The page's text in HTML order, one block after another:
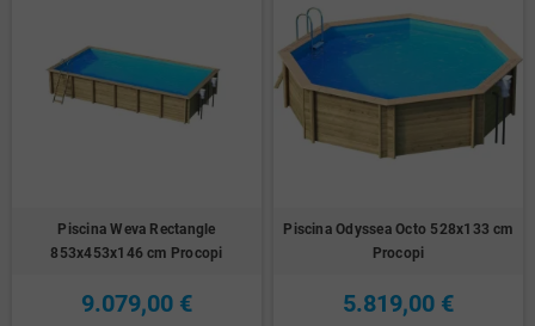
Piscina Weva Rectangle
853x453x146 cm Procopi
9.079,00 €
Piscina Odyssea Octo 528x133 cm
Procopi
5.819,00 €